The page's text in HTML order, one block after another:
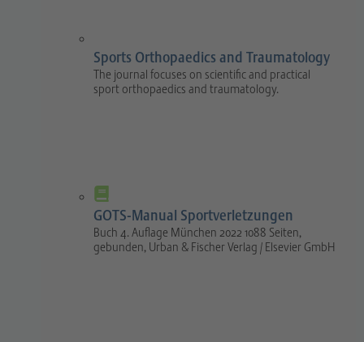
Sports Orthopaedics and Traumatology
The journal focuses on scientific and practical
sport orthopaedics and traumatology.
GOTS-Manual Sportverletzungen
Buch 4. Auflage München 2022 1088 Seiten,
gebunden, Urban & Fischer Verlag / Elsevier GmbH